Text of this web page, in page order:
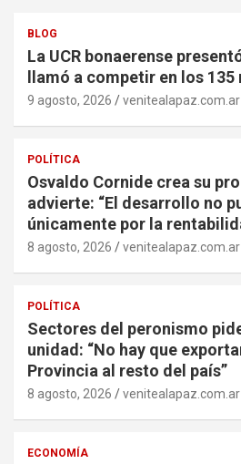
BLOG
La UCR bonaerense
llamó a competir en los
9 agosto, 2026 venitealapaz.com.ar
POLÍTICA
Osvaldo Cornide crea su
advierte: “El desarrollo no
únicamente por la
8 agosto, 2026 venitealapaz.com.ar
POLÍTICA
Sectores del peronismo
unidad: “No hay que
Provincia al resto del país”
8 agosto, 2026 venitealapaz.com.ar
ECONOMÍA